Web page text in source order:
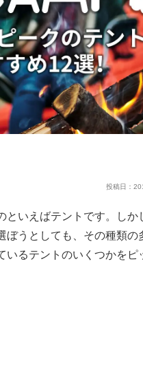
投稿日：
いえばテントです。しか
ぼうとしても、その種類
いるテントのいくつかを